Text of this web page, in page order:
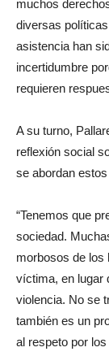
muchos
diversas
asistencia han
incertidumbre
requieren
A su turno,
reflexión social
se abordan
“Tenemos que
sociedad.
morbosos de los
víctima, en lugar
violencia. No se
también es un
al respeto por